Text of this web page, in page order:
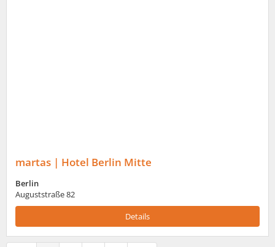
martas | Hotel Berlin Mitte
Berlin
Auguststraße 82
Details